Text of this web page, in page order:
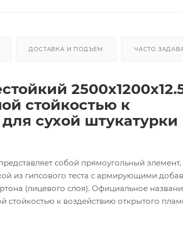
ДОСТАВКА И ПОДЪЕМ ЧАСТО
стойкостью к
сухой штукатурки
собой прямоугольный элемент,
из гипсового теста с армирующими
(лицевого слоя). Официальное
стойкостью к воздействию открытого